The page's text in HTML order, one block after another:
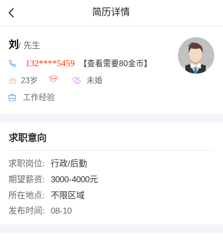
简历详情
刘 / 先生
132****5459 【查看需要80金币】
23岁 未婚
工作经验
求职意向
求职岗位:
行政/后勤
期望薪资:
3000-4000元
所在地点:
不限区域
发布时间:
08-10